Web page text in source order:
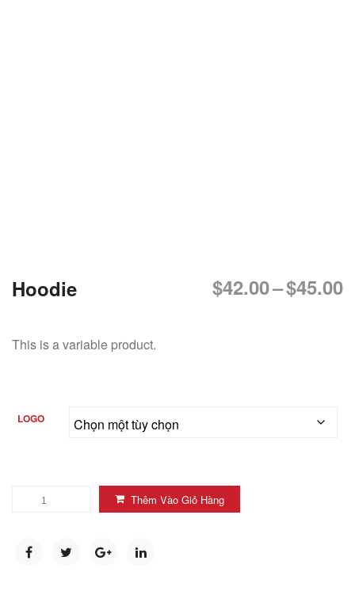
Hoodie $42.00–$45.00
This is a variable product.
LOGO
Thêm Vào Giỏ Hàng